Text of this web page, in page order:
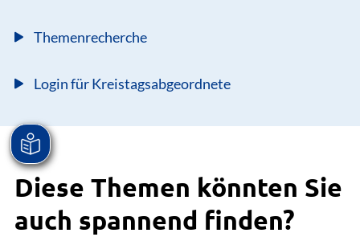
Themenrecherche
Login für Kreistagsabgeordnete
Diese Themen könnten Sie
auch spannend finden?